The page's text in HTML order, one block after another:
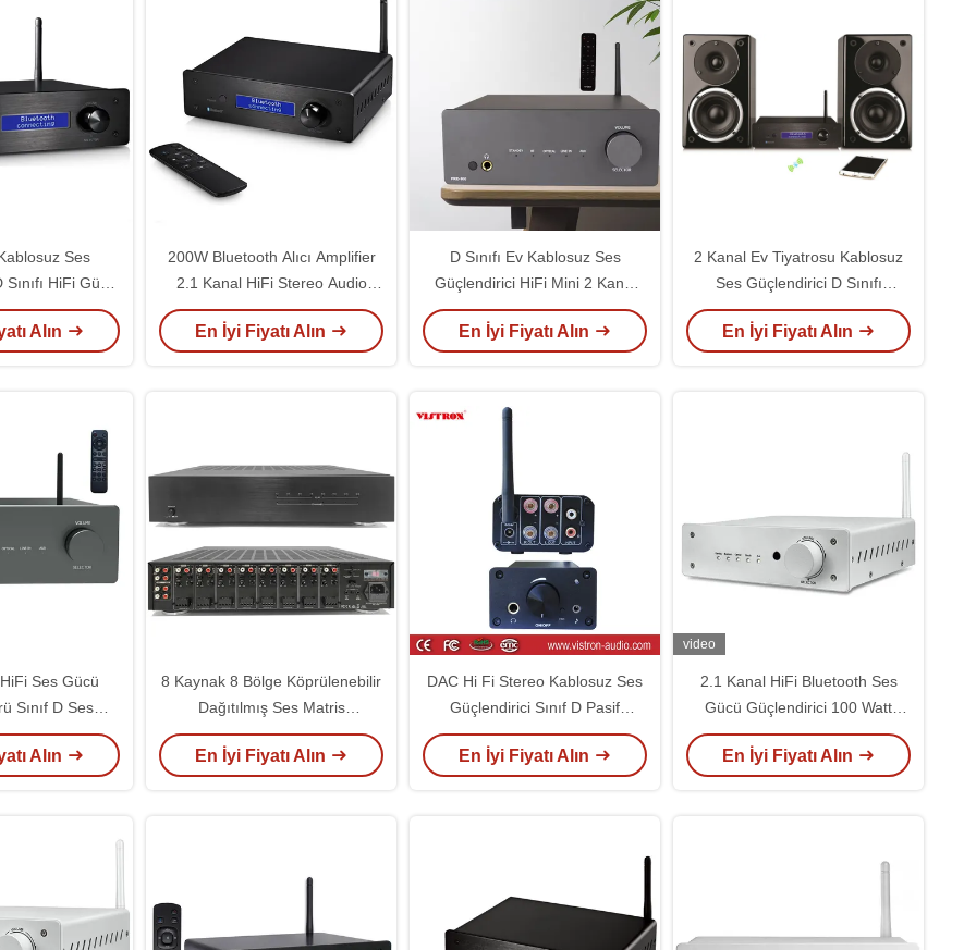
Ses
HiFi Güç
ES9023 DAC
Alın
200W Bluetooth Alıcı Amplifier
2.1 Kanal HiFi Stereo Audio
Entegre Dijital DAC Güç
Amplifier
En İyi Fiyatı Alın
D Sınıfı Ev Kablosuz Ses
Güçlendirici HiFi Mini 2 Kanal
Dijital Güç Güçlendirici Pasif
Hoparlörler İçin
En İyi Fiyatı Alın
2 Kanal Ev Tiyatrosu Kablosuz
Ses Güçlendirici D Sınıfı
Subwoofer Çıktısıyla Amp
En İyi Fiyatı Alın
Ses Gücü
Sınıf D Ses
Masaüstü
Stereo
Alın
8 Kaynak 8 Bölge Köprülenebilir
Dağıtılmış Ses Matris
Güçlendirici Köprülenmiş
Entegre Stereo Güçlendirici
En İyi Fiyatı Alın
DAC Hi Fi Stereo Kablosuz Ses
Güçlendirici Sınıf D Pasif
Hoparlörler İçin Dijital Güç
Güçlendirici
En İyi Fiyatı Alın
video
2.1 Kanal HiFi Bluetooth Ses
Gücü Güçlendirici 100 Watt
Subwoofer Ses Alıcı Bluetooth
DAC Güçlendirici
En İyi Fiyatı Alın